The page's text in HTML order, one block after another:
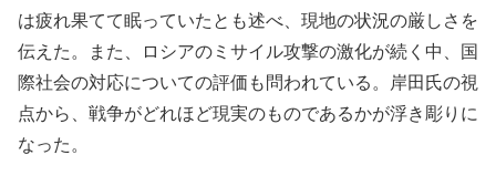
は疲れ果てて眠っていたとも述べ、現地の状況の厳しさを
伝えた。また、ロシアのミサイル攻撃の激化が続く中、国
際社会の対応についての評価も問われている。岸田氏の視
点から、戦争がどれほど現実のものであるかが浮き彫りに
なった。